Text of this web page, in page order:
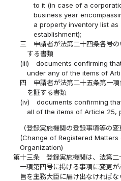
to it (in case of a
business year
a property inventory list
establishment);
三
申請者が法第二十四条各号
する書類
(iii)
documents confirming
under any of the items of
四
申請者が法第二十五条第一
を証する書類
(iv)
documents confirming
all of the items of Article 25,
（登録実施機関の登録事項等の変
(Change of Registered Matters
Organization)
第十三条
登録実施機関は、法第
一項第四号に掲げる事項に変更
旨を主務大臣に届け出なければな